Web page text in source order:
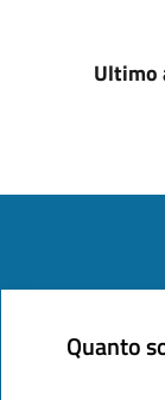
Ultimo
Quanto